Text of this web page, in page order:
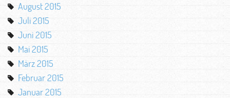
August 2015
Juli 2015
Juni 2015
Mai 2015
März 2015
Februar 2015
Januar 2015